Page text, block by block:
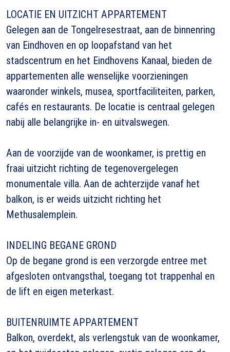
LOCATIE EN UITZICHT APPARTEMENT
Gelegen aan de Tongelresestraat, aan de binnenring
van Eindhoven en op loopafstand van het
stadscentrum en het Eindhovens Kanaal, bieden de
appartementen alle wenselijke voorzieningen
waaronder winkels, musea, sportfaciliteiten, parken,
cafés en restaurants. De locatie is centraal gelegen
nabij alle belangrijke in- en uitvalswegen.
Aan de voorzijde van de woonkamer, is prettig en
fraai uitzicht richting de tegenovergelegen
monumentale villa. Aan de achterzijde vanaf het
balkon, is er weids uitzicht richting het
Methusalemplein.
INDELING BEGANE GROND
Op de begane grond is een verzorgde entree met
afgesloten ontvangsthal, toegang tot trappenhal en
de lift en eigen meterkast.
BUITENRUIMTE APPARTEMENT
Balkon, overdekt, als verlengstuk van de woonkamer,